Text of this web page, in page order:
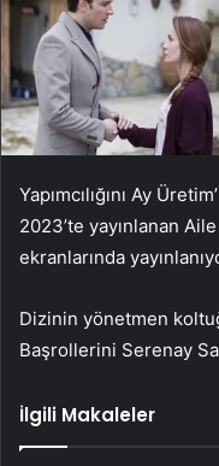
Yapımcılığını Ay
2023’te yayınlanan
ekranlarında
Dizinin yönetmen
Başrollerini Serenay
İlgili Makaleler